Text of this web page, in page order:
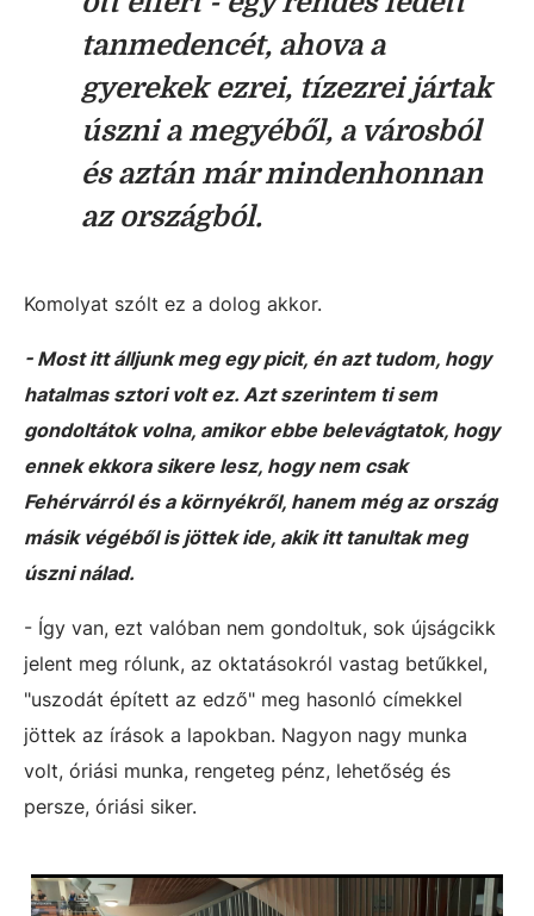
tanmedencét, ahova a
gyerekek ezrei, tízezrei jártak
úszni a megyéből, a városból
és aztán már mindenhonnan
az országból.
Komolyat szólt ez a dolog akkor.
- Most itt álljunk meg egy picit, én azt tudom, hogy
hatalmas sztori volt ez. Azt szerintem ti sem
gondoltátok volna, amikor ebbe belevágtatok, hogy
ennek ekkora sikere lesz, hogy nem csak
Fehérvárról és a környékről, hanem még az ország
másik végéből is jöttek ide, akik itt tanultak meg
úszni nálad.
- Így van, ezt valóban nem gondoltuk, sok újságcikk
jelent meg rólunk, az oktatásokról vastag betűkkel,
"uszodát épített az edző" meg hasonló címekkel
jöttek az írások a lapokban. Nagyon nagy munka
volt, óriási munka, rengeteg pénz, lehetőség és
persze, óriási siker.